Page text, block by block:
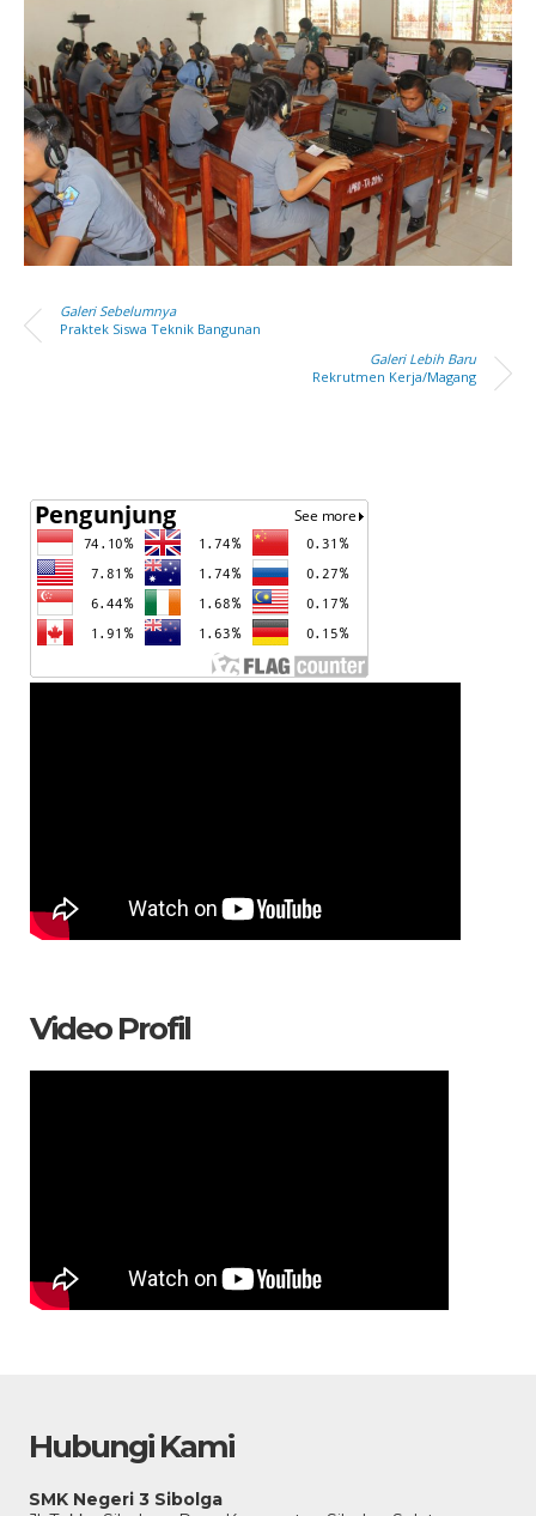
Galeri Sebelumnya
Praktek Siswa Teknik Bangunan
Galeri Lebih Baru
Rekrutmen Kerja/Magang
Video Profil
Hubungi Kami
SMK Negeri 3 Sibolga